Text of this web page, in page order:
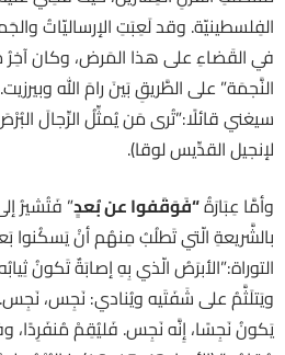
الفِلسطينيّة. وقد لَعِبَتِ الإرساليّاتُ
في القَضاءِ على هذا المَرض، وكان
النَّجمَة” على الطَّريقِ بَينَ رامَ الله
سيغني قائلًا:”تُرى مَن يُمثِّلُ الرِّجالَ
لإنجيل القدِّيس لوقا).
وأمَّا عِبَارَةُ“فَوَقَفوا عن بُعدٍ” فَتُشيرُ
بالشَّريعةِ الّتي تَطلُبُ مِنهُم أنْ يَسكُنوا
التوراة:”الأبرَصُ الّذي بِهِ إصابَةٌ تَكونُ
ويَتلَثَّمُ على شَفَتَيه ويُنادي: نَجِس، نَجِس.
يَكونُ نَجِسًا، إِنَّه نَجِس. فَليُقِمْ مُنفَرِدًا،